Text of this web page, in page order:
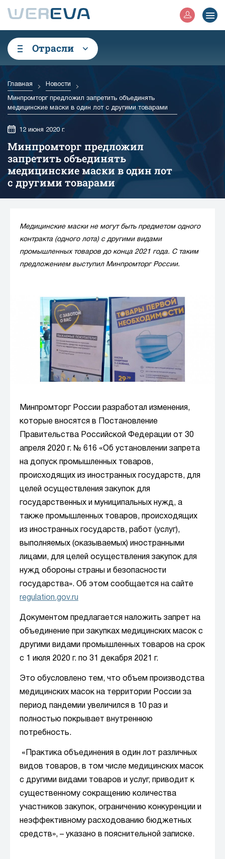
Отрасли
Главная Новости
Минпромторг предложил запретить объединять
медицинские маски в один лот с другими товарами
12 июня 2020 г.
Минпромторг предложил
запретить объединять
медицинские маски в один лот
с другими товарами
Медицинские маски не могут быть предметом одного
контракта (одного лота) с другими видами
промышленных товаров до конца 2021 года. С таким
предложением выступил Минпромторг России.
Минпромторг России разработал изменения,
которые вносятся в Постановление
Правительства Российской Федерации от 30
апреля 2020 г. № 616 «Об установлении запрета
на допуск промышленных товаров,
происходящих из иностранных государств, для
целей осуществления закупок для
государственных и муниципальных нужд, а
также промышленных товаров, происходящих
из иностранных государств, работ (услуг),
выполняемых (оказываемых) иностранными
лицами, для целей осуществления закупок для
нужд обороны страны и безопасности
государства». Об этом сообщается на сайте
regulation.gov.ru
Документом предлагается наложить запрет на
объединение при закупках медицинских масок с
другими видами промышленных товаров на срок
с 1 июля 2020 г. по 31 декабря 2021 г.
Это обусловлено тем, что объем производства
медицинских масок на территории России за
период пандемии увеличился в 10 раз и
полностью покрывает внутреннюю
потребность.
«Практика объединения в один лот различных
видов товаров, в том числе медицинских масок
с другими видами товаров и услуг, приводит к
существенному сокращению количества
участников закупок, ограничению конкуренции и
неэффективному расходованию бюджетных
средств», – указано в пояснительной записке.